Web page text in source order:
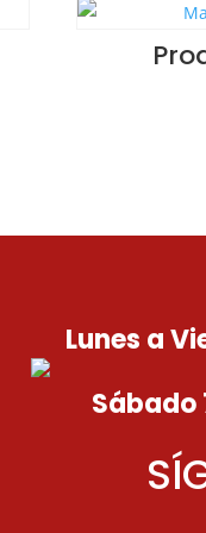
Lunes a
Sábado